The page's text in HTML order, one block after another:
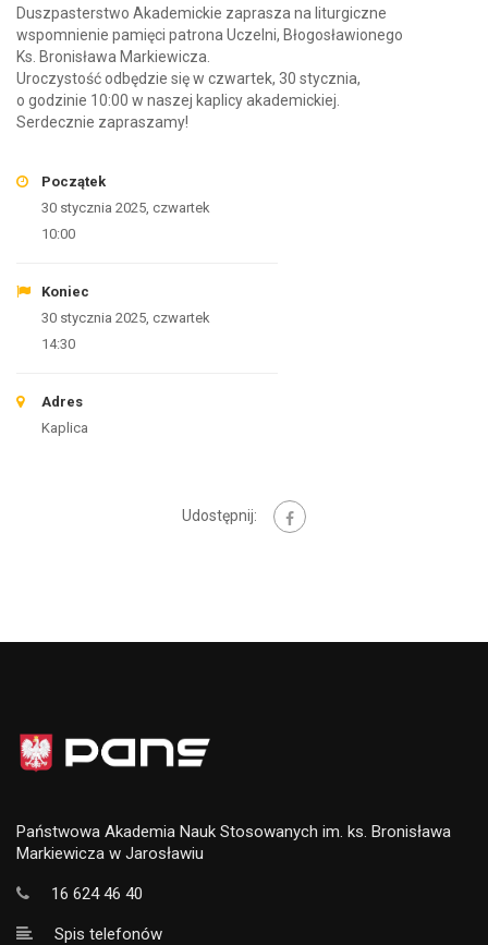
Duszpasterstwo Akademickie zaprasza na liturgiczne
wspomnienie pamięci patrona Uczelni, Błogosławionego
Ks. Bronisława Markiewicza.
Uroczystość odbędzie się w czwartek, 30 stycznia,
o godzinie 10:00 w naszej kaplicy akademickiej.
Serdecznie zapraszamy!
Początek
30 stycznia 2025, czwartek
10:00
Koniec
30 stycznia 2025, czwartek
14:30
Adres
Kaplica
Udostępnij:
Państwowa Akademia Nauk Stosowanych im. ks. Bronisława
Markiewicza w Jarosławiu
16 624 46 40
Spis telefonów